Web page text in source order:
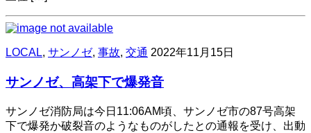
LOCAL, サンノゼ, 事故, 交通 2022年11月15日
サンノゼ、高架下で爆発音
サンノゼ消防局は今日11:06AM頃、サンノゼ市の87号高架
下で爆発か破裂音のようなものがしたとの通報を受け、出動